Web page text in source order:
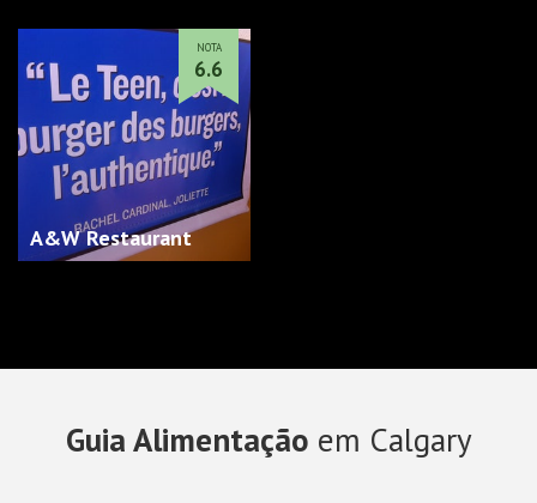
A&W Restaurant
NOTA
6.6
Guia Alimentação em Calgary